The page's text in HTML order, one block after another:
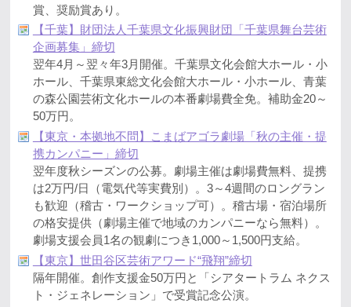
賞、奨励賞あり。
【千葉】財団法人千葉県文化振興財団「千葉県舞台芸術
企画募集」締切
翌年4月～翌々年3月開催。千葉県文化会館大ホール・小
ホール、千葉県東総文化会館大ホール・小ホール、青葉
の森公園芸術文化ホールの本番劇場費全免。補助金20～
50万円。
【東京・本拠地不問】こまばアゴラ劇場「秋の主催・提
携カンパニー」締切
翌年度秋シーズンの公募。劇場主催は劇場費無料、提携
は2万円/日（電気代等実費別）。3～4週間のロングラン
も歓迎（稽古・ワークショップ可）。稽古場・宿泊場所
の格安提供（劇場主催で地域のカンパニーなら無料）。
劇場支援会員1名の観劇につき1,000～1,500円支給。
【東京】世田谷区芸術アワード“飛翔”締切
隔年開催。創作支援金50万円と「シアタートラム ネクス
ト・ジェネレーション」で受賞記念公演。